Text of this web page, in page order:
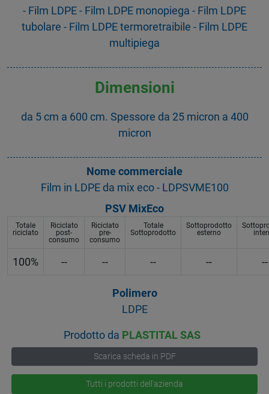
- Film LDPE - Film LDPE monopiega - Film LDPE
tubolare - Film LDPE termoretraibile - Film LDPE
multipiega
Dimensioni
da 5 cm a 600 cm. Spessore da 25 micron a 400
micron
Nome commerciale
Film in LDPE da mix eco - LDPSVME100
PSV MixEco
Totale
riciclato
Riciclato
post-
consumo
Riciclato
pre-
consumo
Totale
Sottoprodotto
Sottoprodotto
esterno
100% -- -- -- -- --
Polimero
LDPE
Prodotto da PLASTITAL SAS
Scarica scheda in PDF
Tutti i prodotti dell'azienda